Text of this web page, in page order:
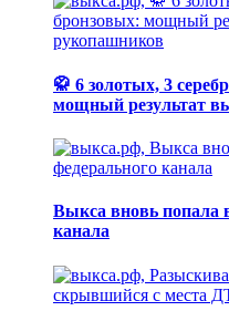
🥋 6 золотых, 3
мощный результат
Выкса вновь попала
канала